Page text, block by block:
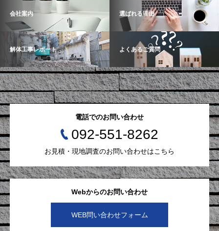
会社案内 選ばれる理由
解体工事レポート よくあるご質問
Webからのお問い合わせ
WEB問い合わせフォーム
電話でのお問い合わせ
092-551-8262
お見積・現地調査のお問い合わせはこちら